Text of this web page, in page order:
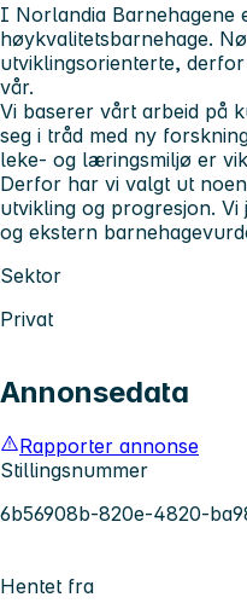
I Norlandia Barnehagene
høykvalitetsbarnehage.
utviklingsorienterte,
vår.
Vi baserer vårt arbeid på
seg i tråd med ny
leke- og læringsmiljø er
Derfor har vi valgt ut
utvikling og progresjon.
og ekstern
Sektor
Privat
Annonsedata
Rapporter annonse
Stillingsnummer
6b56908b-820e-4820-
Hentet fra